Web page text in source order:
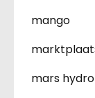
mango
mars hydro